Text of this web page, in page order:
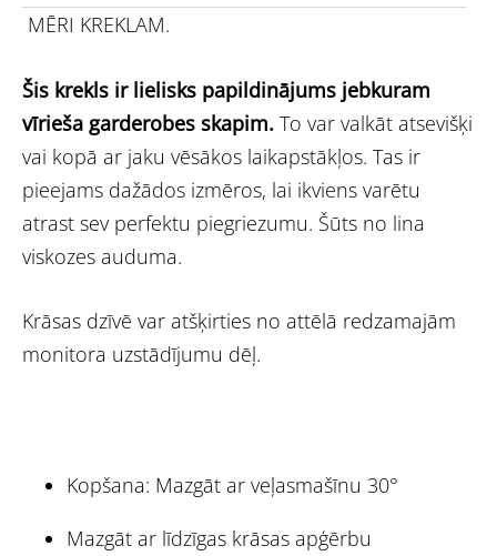
MĒRI KREKLAM.
Šis krekls ir lielisks papildinājums jebkuram
vīrieša garderobes skapim. To var valkāt atsevišķi
vai kopā ar jaku vēsākos laikapstākļos. Tas ir
pieejams dažādos izmēros, lai ikviens varētu
atrast sev perfektu piegriezumu. Šūts no lina
viskozes auduma.
Krāsas dzīvē var atšķirties no attēlā redzamajām
monitora uzstādījumu dēļ.
Kopšana: Mazgāt ar veļasmašīnu 30°
Mazgāt ar līdzīgas krāsas apģērbu